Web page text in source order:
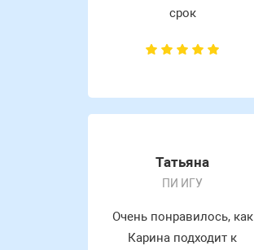
срок
Татьяна
ПИ ИГУ
Очень понравилось, как
Карина подходит к